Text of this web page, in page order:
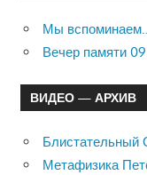
Мы
Вечер памяти
ВИДЕО — АРХИВ
Блистательный
Метафизика